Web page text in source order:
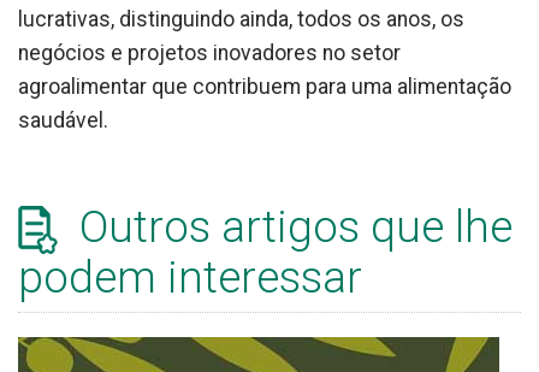
lucrativas, distinguindo ainda, todos os anos, os
negócios e projetos inovadores no setor
agroalimentar que contribuem para uma alimentação
saudável.
Outros artigos que lhe
podem interessar